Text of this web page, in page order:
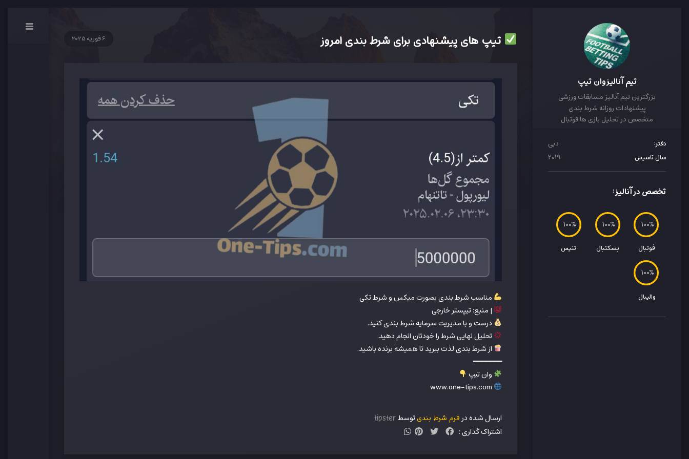
تیم آنالیز وان تیپ
بزرگترین تیم آنالیز مسابقات ورزشی
پیشنهادات روزانه شرط بندی
متخصص در تحلیل بازی ها فوتبال
دفتر: دبی
سال تاسیس: 2019
تخصص در آنالیز:
100
فوتبال
100
بسکتبال
100
تنیس
100
والیبال
تیپ های پیشنهادی برای شرط بندی امروز 6 فوریه 2025
مناسب شرط بندی بصورت میکس و شرط تکی
| منبع: تیپستر خارجی
درست و با مدیریت سرمایه شرط بندی کنید.
تحلیل نهایی شرط را خودتان انجام دهید.
از شرط بندی لذت ببرید تا همیشه برنده باشید.
━━━━━━━
وان تیپ
ارسال شده در فرم شرط بندیتوسطtipster
اشتراک گذاری :